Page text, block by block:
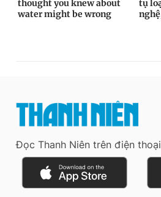
Đọc Thanh Niên trên điện thoại